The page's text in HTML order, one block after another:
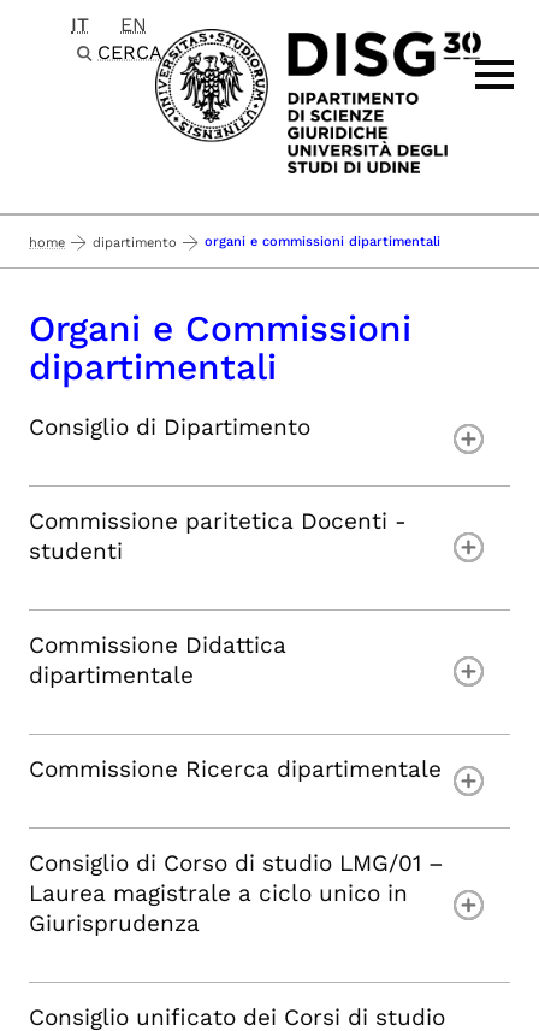
Passa al contenuto principale
IT
EN
CERCA
home dipartimento organi e commissioni dipartimentali
Organi e Commissioni
dipartimentali
Consiglio di Dipartimento
Commissione paritetica Docenti -
studenti
Commissione Didattica
dipartimentale
Commissione Ricerca dipartimentale
Consiglio di Corso di studio LMG/01 –
Laurea magistrale a ciclo unico in
Giurisprudenza
Consiglio unificato dei Corsi di studio